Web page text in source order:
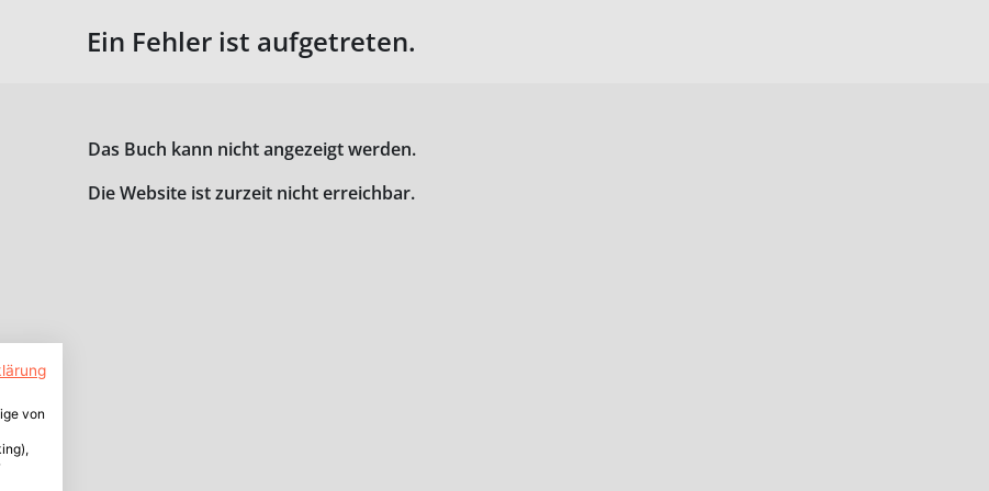
Ein Fehler ist aufgetreten.
Das Buch kann nicht angezeigt werden.
Die Website ist zurzeit nicht erreichbar.
von